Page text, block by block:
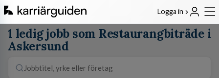
Logga in
1 ledig jobb som Restaurangbiträde i
Askersund